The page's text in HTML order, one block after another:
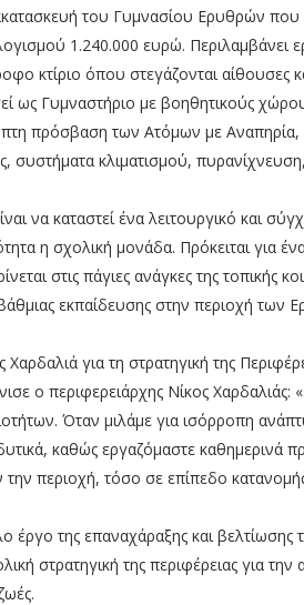
του Γυμνασίου Ερυθρών που
1.240.000 ευρώ. Περιλαμβάνει
κτίριο όπου στεγάζονται αίθουσες
ως Γυμναστήριο με βοηθητικούς
πρόσβαση των Ατόμων με Αναπηρία,
συστήματα κλιματισμού,
να καταστεί ένα λειτουργικό και
η σχολική μονάδα. Πρόκειται για
στις πάγιες ανάγκες της τοπικής
εκπαίδευσης στην περιοχή των
Χαρδαλιά για τη στρατηγική της
ο περιφερειάρχης Νίκος Χαρδαλιάς:
Όταν μιλάμε για ισόρροπη
καθώς εργαζόμαστε καθημερινά
την περιοχή, τόσο σε επίπεδο
έργο της επαναχάραξης και
στρατηγική της περιφέρειας για